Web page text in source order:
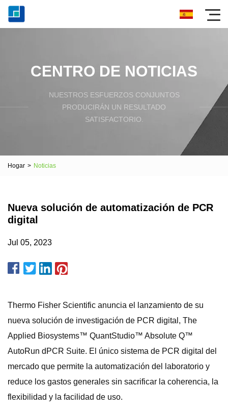
CENTRO DE NOTICIAS
NUESTROS ESFUERZOS CONJUNTOS
PRODUCIRÁN UN RESULTADO
SATISFACTORIO.
Hogar > Noticias
Nueva solución de automatización de PCR
digital
Jul 05, 2023
Thermo Fisher Scientific anuncia el lanzamiento de su
nueva solución de investigación de PCR digital, The
Applied Biosystems™ QuantStudio™ Absolute Q™
AutoRun dPCR Suite. El único sistema de PCR digital del
mercado que permite la automatización del laboratorio y
reduce los gastos generales sin sacrificar la coherencia, la
flexibilidad y la facilidad de uso.